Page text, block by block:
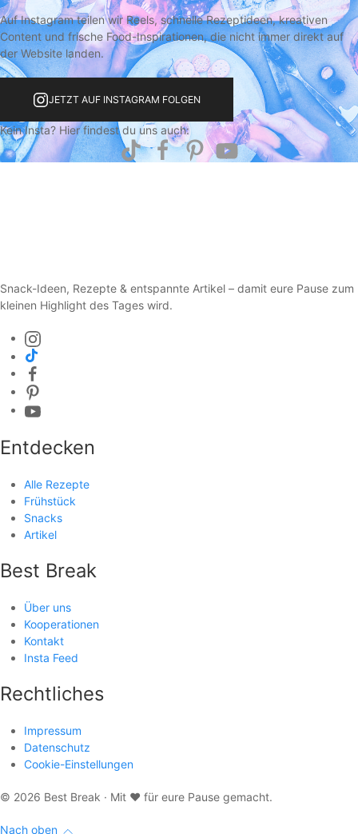
Auf Instagram teilen wir Reels, schnelle Rezeptideen, kreativen
Content und frische Food-Inspirationen, die nicht immer direkt auf
der Website landen.
JETZT AUF INSTAGRAM FOLGEN
Kein Insta? Hier findest du uns auch:
Snack-Ideen, Rezepte & entspannte Artikel – damit eure Pause zum
kleinen Highlight des Tages wird.
Entdecken
Alle Rezepte
Frühstück
Snacks
Artikel
Best Break
Über uns
Kooperationen
Kontakt
Insta Feed
Rechtliches
Impressum
Datenschutz
Cookie-Einstellungen
© 2026 Best Break · Mit ♥ für eure Pause gemacht.
Nach oben